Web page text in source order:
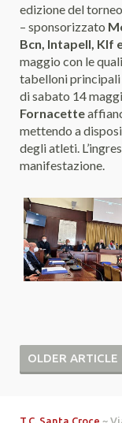
edizione del
– sponsorizzato
Bcn, Intapell, Klf
maggio con le
tabelloni principali
di sabato 14
Fornacette
mettendo a
degli atleti.
manifestazione.
OLDER ARTICLE
T.C. Santa Croce ~